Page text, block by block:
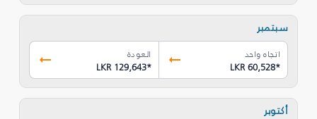
سبتمبر
اتجاه واحد
LKR 60,528*
العودة
LKR 129,643*
أكتوبر